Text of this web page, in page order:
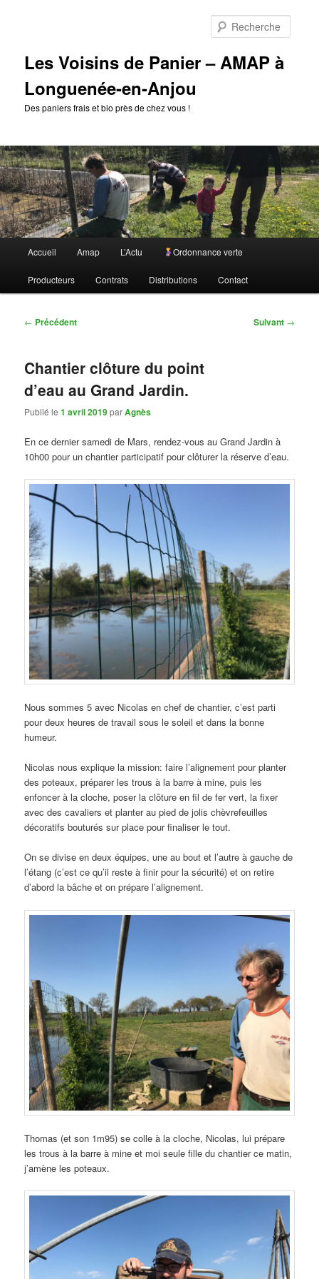
Les Voisins de Panier – AMAP à
Longuenée-en-Anjou
Des paniers frais et bio près de chez vous !
principal
Accueil Amap L’Actu Ordonnance verte
Producteurs Contrats Distributions Contact
Navigation
← Précédent Suivant →
Chantier clôture du point
d’eau au Grand Jardin.
Publié le1 avril 2019parAgnès
En ce dernier samedi de Mars, rendez-vous au Grand Jardin à
10h00 pour un chantier participatif pour clôturer la réserve d’eau.
Nous sommes 5 avec Nicolas en chef de chantier, c’est parti
pour deux heures de travail sous le soleil et dans la bonne
humeur.
Nicolas nous explique la mission: faire l’alignement pour planter
des poteaux, préparer les trous à la barre à mine, puis les
enfoncer à la cloche, poser la clôture en fil de fer vert, la fixer
avec des cavaliers et planter au pied de jolis chèvrefeuilles
décoratifs bouturés sur place pour finaliser le tout.
On se divise en deux équipes, une au bout et l’autre à gauche de
l’étang (c’est ce qu’il reste à finir pour la sécurité) et on retire
d’abord la bâche et on prépare l’alignement.
Thomas (et son 1m95) se colle à la cloche, Nicolas, lui prépare
les trous à la barre à mine et moi seule fille du chantier ce matin,
j’amène les poteaux.